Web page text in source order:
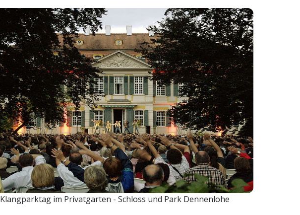
Klangparktag im Privatgarten - Schloss und Park Dennenlohe